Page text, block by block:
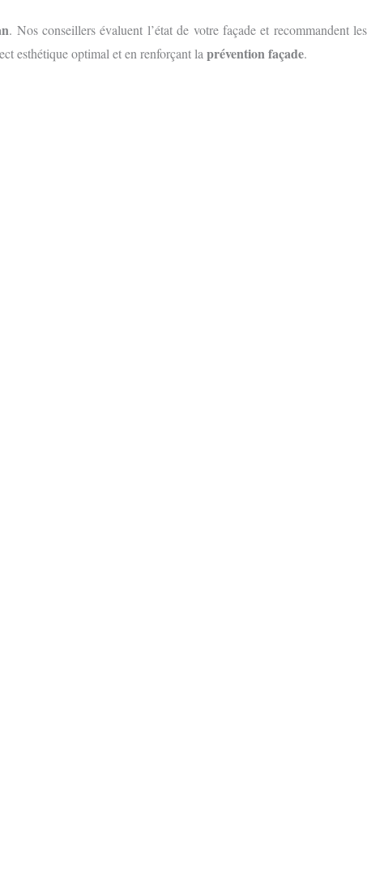
. Nos conseillers évaluent l’état de votre façade et recommandent les
esthétique optimal et en renforçant la prévention façade.